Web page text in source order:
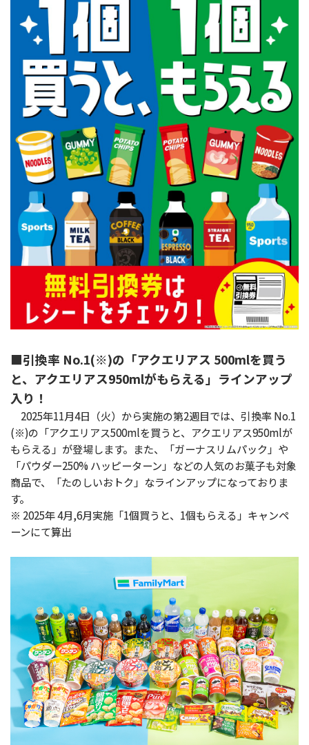
■引換率 No.1(※)の「アクエリアス 500mlを買う
と、アクエリアス950mlがもらえる」ラインアップ
入り！
2025年11月4日（火）から実施の第2週目では、引換率 No.1
(※)の「アクエリアス500mlを買うと、アクエリアス950mlが
もらえる」が登場します。また、「ガーナスリムパック」や
「パウダー250% ハッピーターン」などの人気のお菓子も対象
商品で、「たのしいおトク」なラインアップになっておりま
す。
※ 2025年 4月,6月実施「1個買うと、1個もらえる」キャンペ
ーンにて算出